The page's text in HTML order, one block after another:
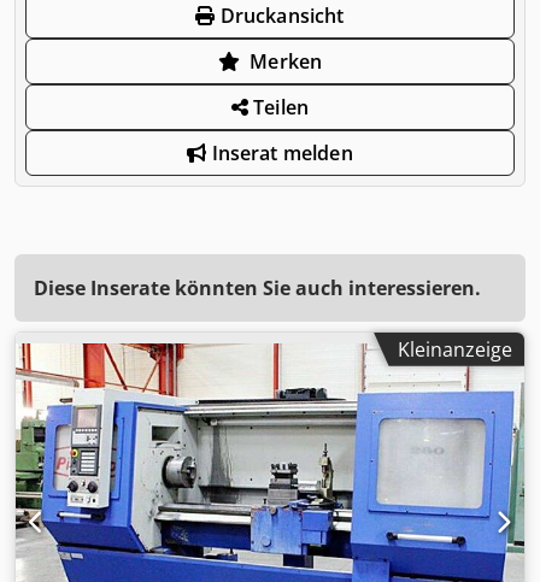
Druckansicht
Merken
Teilen
Inserat melden
Diese Inserate könnten Sie auch interessieren.
Kleinanzeige